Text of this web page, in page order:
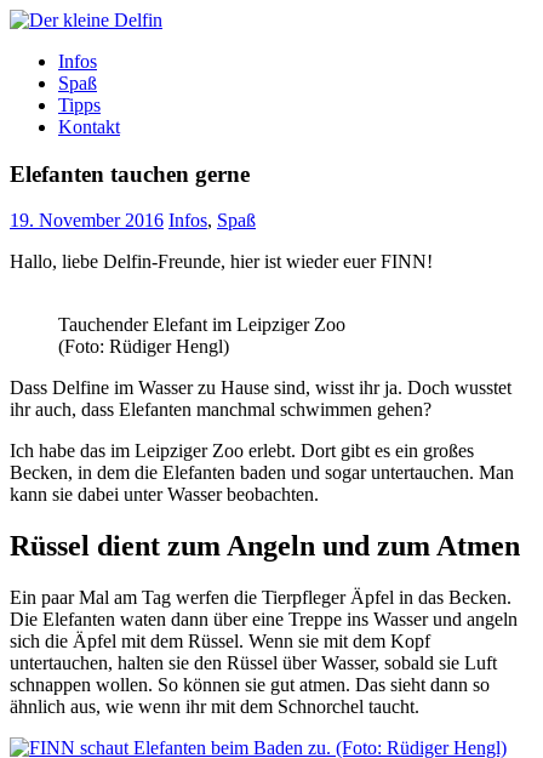
Zum
Der kleine Delfin
Infos
Spaß
Tipps
Kontakt
Elefanten tauchen gerne
19. November 2016 Infos, Spaß
Hallo, liebe Delfin-Freunde, hier ist wieder euer FINN!
Tauchender Elefant im Leipziger Zoo
(Foto: Rüdiger Hengl)
Dass Delfine im Wasser zu Hause sind, wisst ihr ja. Doch wusstet
ihr auch, dass Elefanten manchmal schwimmen gehen?
Ich habe das im Leipziger Zoo erlebt. Dort gibt es ein großes
Becken, in dem die Elefanten baden und sogar untertauchen. Man
kann sie dabei unter Wasser beobachten.
Rüssel dient zum Angeln und zum Atmen
Ein paar Mal am Tag werfen die Tierpfleger Äpfel in das Becken.
Die Elefanten waten dann über eine Treppe ins Wasser und angeln
sich die Äpfel mit dem Rüssel. Wenn sie mit dem Kopf
untertauchen, halten sie den Rüssel über Wasser, sobald sie Luft
schnappen wollen. So können sie gut atmen. Das sieht dann so
ähnlich aus, wie wenn ihr mit dem Schnorchel taucht.